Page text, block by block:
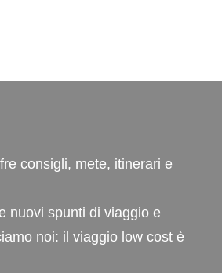
consigli, mete, itinerari e
nuovi spunti di viaggio e
noi: il viaggio low cost è